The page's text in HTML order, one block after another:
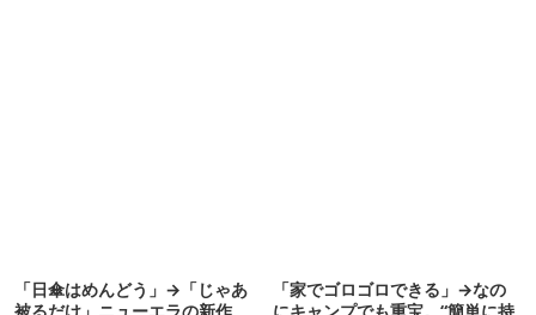
「日傘はめんどう」→「じゃあ
被るだけ」ニューエラの新作
「家でゴロゴロできる」→なの
にキャンプでも重宝。“簡単に持